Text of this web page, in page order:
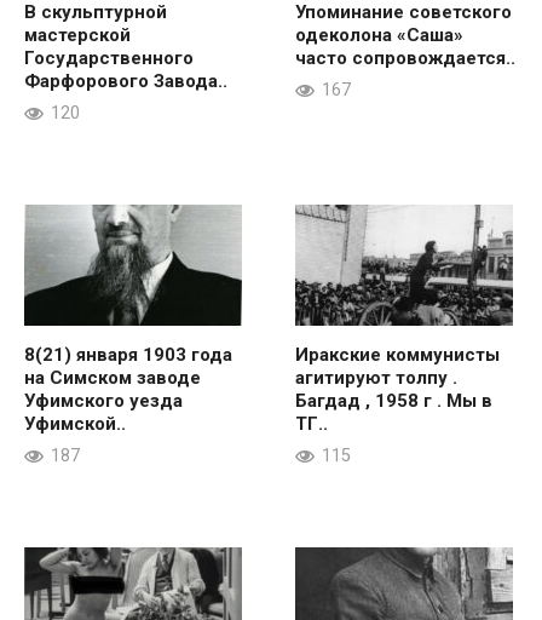
В скульптурной
мастерской
Государственного
Фарфорового Завода..
120
Упоминание советского
одеколона «Саша»
часто сопровождается..
167
8(21) января 1903 года
на Симском заводе
Уфимского уезда
Уфимской..
187
Иракские коммунисты
агитируют толпу .
Багдад , 1958 г . Мы в
ТГ..
115